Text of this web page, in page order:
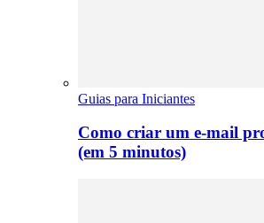
Guias para Iniciantes
Como criar um e-mail
(em 5 minutos)